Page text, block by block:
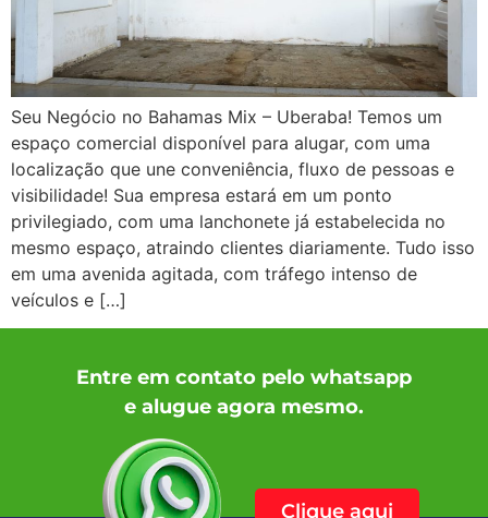
Seu Negócio no Bahamas Mix – Uberaba! Temos um
espaço comercial disponível para alugar, com uma
localização que une conveniência, fluxo de pessoas e
visibilidade! Sua empresa estará em um ponto
privilegiado, com uma lanchonete já estabelecida no
mesmo espaço, atraindo clientes diariamente. Tudo isso
em uma avenida agitada, com tráfego intenso de
veículos e […]
Entre em contato pelo whatsapp
e alugue agora mesmo.
Clique aqui